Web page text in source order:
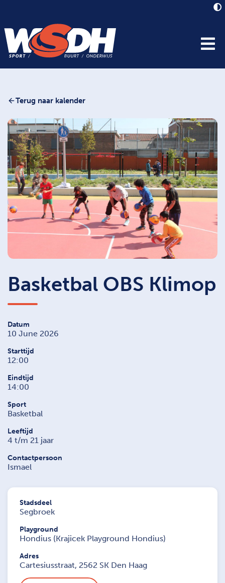
Terug naar kalender
Basketbal OBS Klimop
Datum
10 June 2026
Starttijd
12:00
Eindtijd
14:00
Sport
Basketbal
Leeftijd
4 t/m 21 jaar
Contactpersoon
Ismael
Stadsdeel
Segbroek
Playground
Hondius (Krajicek Playground Hondius)
Adres
Cartesiusstraat, 2562 SK Den Haag